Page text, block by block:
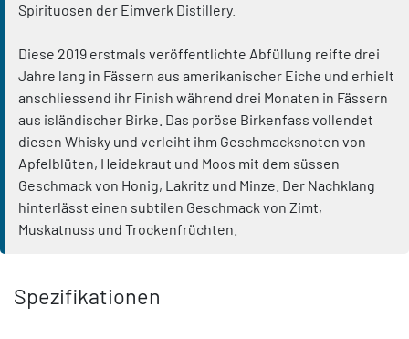
Spirituosen der Eimverk Distillery.
Diese 2019 erstmals veröffentlichte Abfüllung reifte drei
Jahre lang in Fässern aus amerikanischer Eiche und erhielt
anschliessend ihr Finish während drei Monaten in Fässern
aus isländischer Birke. Das poröse Birkenfass vollendet
diesen Whisky und verleiht ihm Geschmacksnoten von
Apfelblüten, Heidekraut und Moos mit dem süssen
Geschmack von Honig, Lakritz und Minze. Der Nachklang
hinterlässt einen subtilen Geschmack von Zimt,
Muskatnuss und Trockenfrüchten.
Spezifikationen